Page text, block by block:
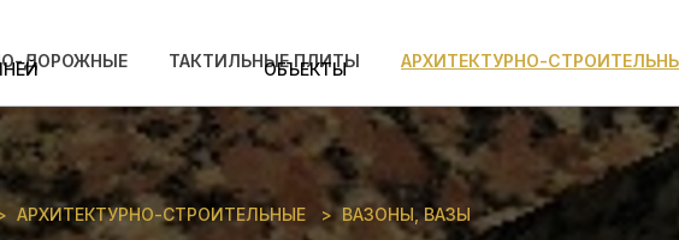
ОБЪЕКТЫ
ДОРОЖНЫЕ ТАКТИЛЬНЫЕ ПЛИТЫ АРХИТЕКТУРНО-
АРХИТЕКТУРНО-СТРОИТЕЛЬНЫЕ ВАЗОНЫ, ВАЗЫ